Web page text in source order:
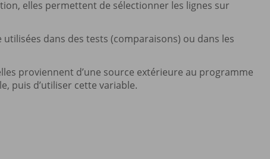
elles permettent de sélectionner les lignes sur
dans des tests (comparaisons) ou dans les
proviennent d’une source extérieure au programme
puis d’utiliser cette variable.